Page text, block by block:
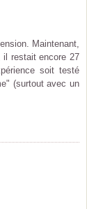
Maintenant,
il restait encore 27
soit testé
(surtout avec un